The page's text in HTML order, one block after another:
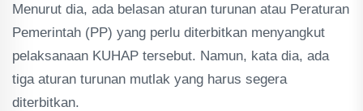
Menurut dia, ada belasan aturan turunan atau Peraturan
Pemerintah (PP) yang perlu diterbitkan menyangkut
pelaksanaan KUHAP tersebut. Namun, kata dia, ada
tiga aturan turunan mutlak yang harus segera
diterbitkan.